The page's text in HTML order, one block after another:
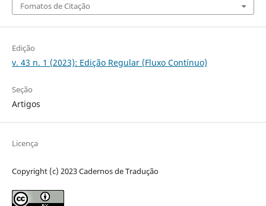
Fomatos de Citação
Edição
v. 43 n. 1 (2023): Edição Regular (Fluxo Contínuo)
Seção
Artigos
Licença
Copyright (c) 2023 Cadernos de Tradução